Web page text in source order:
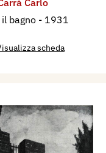
Carlo
bagno - 1931
scheda